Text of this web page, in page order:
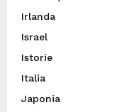
Irlanda
Israel
Istorie
Italia
Japonia